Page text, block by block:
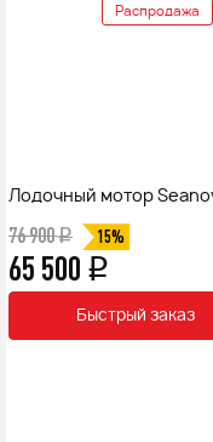
Распродажа
Лодочный мотор
76 900q 15%
65 500 q
Быстрый заказ